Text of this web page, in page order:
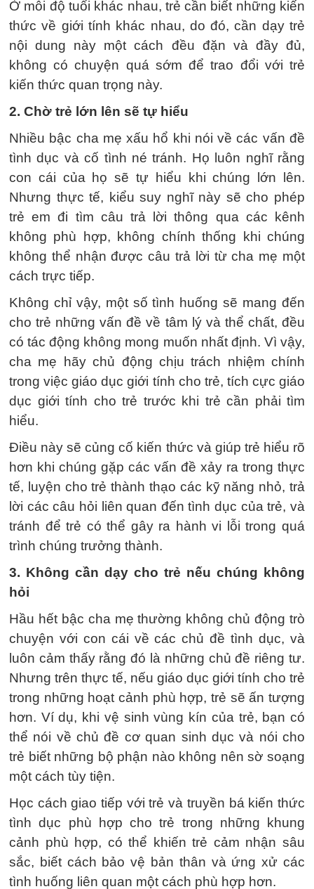
Ở mỗi độ tuổi khác nhau, trẻ cần biết những kiến
thức về giới tính khác nhau, do đó, cần dạy trẻ
nội dung này một cách đều đặn và đầy đủ,
không có chuyện quá sớm để trao đổi với trẻ
kiến thức quan trọng này.
2. Chờ trẻ lớn lên sẽ tự hiểu
Nhiều bậc cha mẹ xấu hổ khi nói về các vấn đề
tình dục và cố tình né tránh. Họ luôn nghĩ rằng
con cái của họ sẽ tự hiểu khi chúng lớn lên.
Nhưng thực tế, kiểu suy nghĩ này sẽ cho phép
trẻ em đi tìm câu trả lời thông qua các kênh
không phù hợp, không chính thống khi chúng
không thể nhận được câu trả lời từ cha mẹ một
cách trực tiếp.
Không chỉ vậy, một số tình huống sẽ mang đến
cho trẻ những vấn đề về tâm lý và thể chất, đều
có tác động không mong muốn nhất định. Vì vậy,
cha mẹ hãy chủ động chịu trách nhiệm chính
trong việc giáo dục giới tính cho trẻ, tích cực giáo
dục giới tính cho trẻ trước khi trẻ cần phải tìm
hiểu.
Điều này sẽ củng cố kiến thức và giúp trẻ hiểu rõ
hơn khi chúng gặp các vấn đề xảy ra trong thực
tế, luyện cho trẻ thành thạo các kỹ năng nhỏ, trả
lời các câu hỏi liên quan đến tình dục của trẻ, và
tránh để trẻ có thể gây ra hành vi lỗi trong quá
trình chúng trưởng thành.
3. Không cần dạy cho trẻ nếu chúng không
hỏi
Hầu hết bậc cha mẹ thường không chủ động trò
chuyện với con cái về các chủ đề tình dục, và
luôn cảm thấy rằng đó là những chủ đề riêng tư.
Nhưng trên thực tế, nếu giáo dục giới tính cho trẻ
trong những hoạt cảnh phù hợp, trẻ sẽ ấn tượng
hơn. Ví dụ, khi vệ sinh vùng kín của trẻ, bạn có
thể nói về chủ đề cơ quan sinh dục và nói cho
trẻ biết những bộ phận nào không nên sờ soạng
một cách tùy tiện.
Học cách giao tiếp với trẻ và truyền bá kiến ​​thức
tình dục phù hợp cho trẻ trong những khung
cảnh phù hợp, có thể khiến trẻ cảm nhận sâu
sắc, biết cách bảo vệ bản thân và ứng xử các
tình huống liên quan một cách phù hợp hơn.